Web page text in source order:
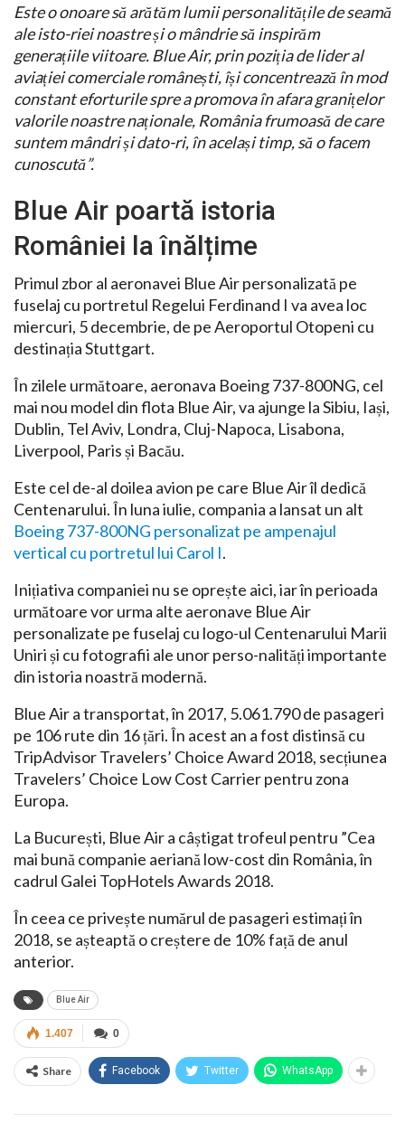
Este o onoare să arătăm lumii personalitățile de seamă
ale isto-riei noastre și o mândrie să inspirăm
generațiile viitoare. Blue Air, prin poziția de lider al
aviației comerciale românești, își concentrează în mod
constant eforturile spre a promova în afara granițelor
valorile noastre naționale, România frumoasă de care
suntem mândri și dato-ri, în același timp, să o facem
cunoscută”.
Blue Air poartă istoria
României la înălțime
Primul zbor al aeronavei Blue Air personalizată pe
fuselaj cu portretul Regelui Ferdinand I va avea loc
miercuri, 5 decembrie, de pe Aeroportul Otopeni cu
destinația Stuttgart.
În zilele următoare, aeronava Boeing 737-800NG, cel
mai nou model din flota Blue Air, va ajunge la Sibiu, Iași,
Dublin, Tel Aviv, Londra, Cluj-Napoca, Lisabona,
Liverpool, Paris și Bacău.
Este cel de-al doilea avion pe care Blue Air îl dedică
Centenarului. În luna iulie, compania a lansat un alt
Boeing 737-800NG personalizat pe ampenajul
vertical cu portretul lui Carol I.
Inițiativa companiei nu se oprește aici, iar în perioada
următoare vor urma alte aeronave Blue Air
personalizate pe fuselaj cu logo-ul Centenarului Marii
Uniri și cu fotografii ale unor perso-nalități importante
din istoria noastră modernă.
Blue Air a transportat, în 2017, 5.061.790 de pasageri
pe 106 rute din 16 țări. În acest an a fost distinsă cu
TripAdvisor Travelers’ Choice Award 2018, secțiunea
Travelers’ Choice Low Cost Carrier pentru zona
Europa.
La București, Blue Air a câștigat trofeul pentru ”Cea
mai bună companie aeriană low-cost din România, în
cadrul Galei TopHotels Awards 2018.
În ceea ce privește numărul de pasageri estimați în
2018, se așteaptă o creștere de 10% față de anul
anterior.
Blue Air
0
1.407
Share Facebook Twitter WhatsApp